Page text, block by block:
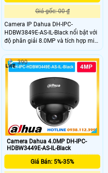
Giá gốc: 00 ₫
Camera IP Dahua DH-IPC-
HDBW3849E-AS-IL-Black nổi bật với
độ phân giải 8.0MP và tích hợp mic
ghi âm giúp ghi hình kèm âm thanh
rỏ ràng. Camera có khả năng chống
nước cao IP67 và chống va đập lên
đến IK10 mang lại độ bền vượt trội
cho dòng camera này.
Camera Dahua 4.0MP DH-IPC-
HDBW3449E-AS-IL-Black
Giá Bán: 5%-35%
390